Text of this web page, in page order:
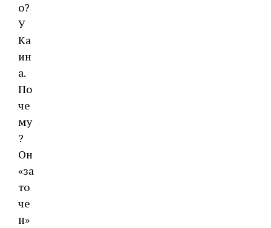
о?
У
Ка
ин
а.
По
че
му
?
Он
«за
то
че
н»